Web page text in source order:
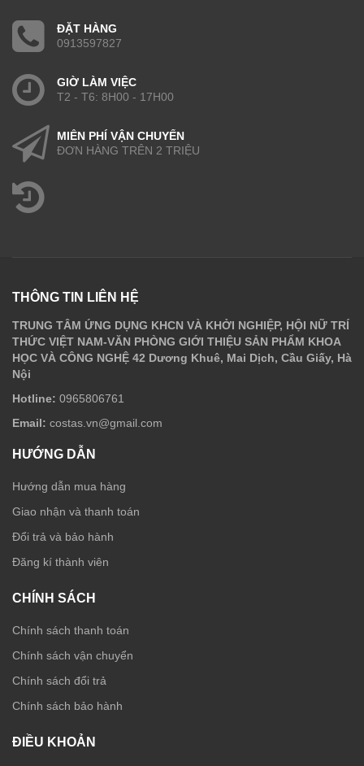
ĐẶT HÀNG
0913597827
GIỜ LÀM VIỆC
T2 - T6: 8H00 - 17H00
MIỄN PHÍ VẬN CHUYỂN
ĐƠN HÀNG TRÊN 2 TRIỆU
THÔNG TIN LIÊN HỆ
TRUNG TÂM ỨNG DỤNG KHCN VÀ KHỞI NGHIỆP, HỘI NỮ TRÍ
THỨC VIỆT NAM-VĂN PHÒNG GIỚI THIỆU SẢN PHẨM KHOA
HỌC VÀ CÔNG NGHỆ 42 Dương Khuê, Mai Dịch, Cầu Giấy, Hà
Nội
Hotline: 0965806761
Email: costas.vn@gmail.com
HƯỚNG DẪN
Hướng dẫn mua hàng
Giao nhận và thanh toán
Đổi trả và bảo hành
Đăng kí thành viên
CHÍNH SÁCH
Chính sách thanh toán
Chính sách vận chuyển
Chính sách đổi trả
Chính sách bảo hành
ĐIỀU KHOẢN